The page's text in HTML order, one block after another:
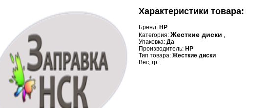
Характеристики товара:
Бренд: HP
Категория: Жесткие диски ,
Упаковка: Да
Производитель: HP
Тип товара: Жесткие диски
Вес, гр.: